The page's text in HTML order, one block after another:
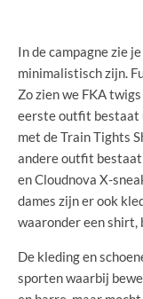
In de campagne zie
minimalistisch zijn.
Zo zien we FKA
eerste outfit bestaat
met de Train Tights
andere outfit
en Cloudnova X-
dames zijn er ook
waaronder een shirt,
De kleding en
sporten waarbij